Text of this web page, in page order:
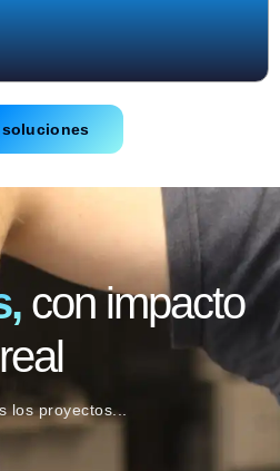
soluciones
con impacto
real
los proyectos...